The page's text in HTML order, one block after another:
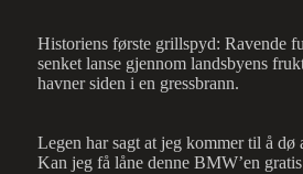
Historiens første grillspyd: Ravende
senket lanse gjennom landsbyens
havner siden i en gressbrann.
Legen har sagt at jeg kommer til å dø
Kan jeg få låne denne BMW’en